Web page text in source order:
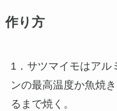
作り方
1．サツマイモはアル
ンの最高温度か魚焼
るまで焼く。